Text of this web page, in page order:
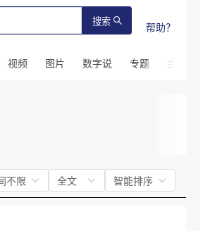
搜索 帮助？
视频 图片 数字说 专题 会议
不限 全文 智能排序